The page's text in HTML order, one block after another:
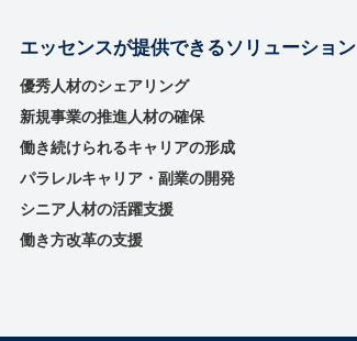
エッセンスが提供できるソリューション
優秀⼈材のシェアリング
新規事業の推進⼈材の確保
働き続けられるキャリアの形成
パラレルキャリア・副業の開発
シニア人材の活躍支援
働き方改革の支援